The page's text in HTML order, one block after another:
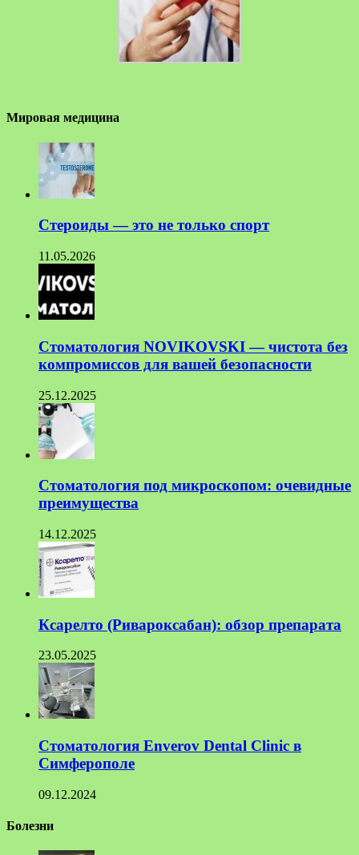
Мировая медицина
Стероиды — это не только спорт
11.05.2026
Стоматология NOVIKOVSKI — чистота без
компромиссов для вашей безопасности
25.12.2025
Стоматология под микроскопом: очевидные
преимущества
14.12.2025
Ксарелто (Ривароксабан): обзор препарата
23.05.2025
Стоматология Enverov Dental Clinic в
Симферополе
09.12.2024
Болезни